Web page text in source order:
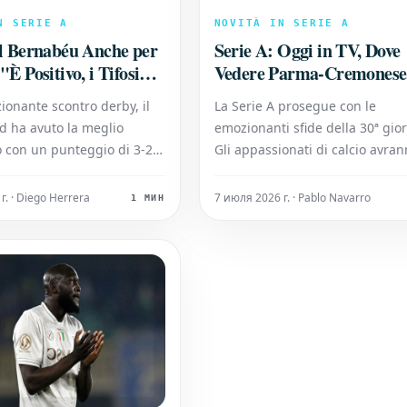
SERIE A
Bernabéu Anche per
Positivo, i Tifosi
Posso Dare di Più"
scontro derby, il
ha avuto la meglio
con un punteggio di 3-2.
dal Barcellona, attuale
· Diego Herrera 1 МИН
NOVITÀ IN SERIE A
Serie A: Oggi in TV, Dove
Vedere Parma-
Milan-Torino e Juventus-
Sassuolo della 30ª
La Serie A prosegue con le
emozionanti sfide della 30ª
Gli appassionati di calcio
alcune delle partite più attese.
7 июля 2026 г. · Pablo Navarro